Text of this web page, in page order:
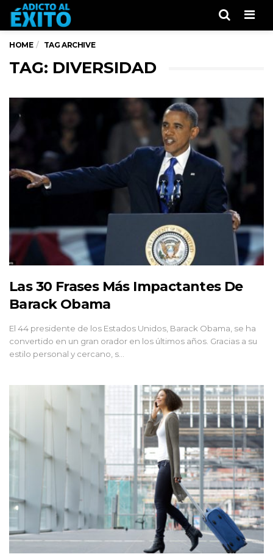
HOME TAG ARCHIVE
TAG: DIVERSIDAD
Las 30 Frases Más Impactantes De
Barack Obama
El 44 presidente de los Estados Unidos, Barack Obama, se ha
convertido en un gran orador en los últimos años. Gracias a su
estilo personal y cercano, s…